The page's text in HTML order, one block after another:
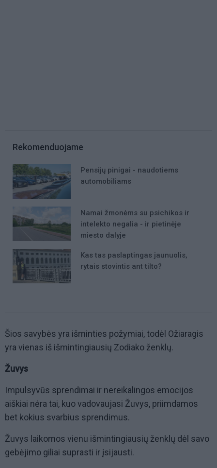
Rekomenduojame
Pensijų pinigai - naudotiems
automobiliams
Namai žmonėms su psichikos ir
intelekto negalia - ir pietinėje
miesto dalyje
Kas tas paslaptingas jaunuolis,
rytais stovintis ant tilto?
Šios savybės yra išminties požymiai, todėl Ožiaragis
yra vienas iš išmintingiausių Zodiako ženklų.
Žuvys
Impulsyvūs sprendimai ir nereikalingos emocijos
aiškiai nėra tai, kuo vadovaujasi Žuvys, priimdamos
bet kokius svarbius sprendimus.
Žuvys laikomos vienu išmintingiausių ženklų dėl savo
gebėjimo giliai suprasti ir įsijausti.